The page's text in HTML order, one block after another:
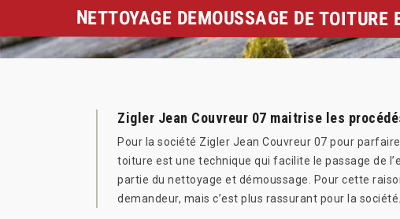
NETTOYAGE DEMOUSSAGE DE
Zigler Jean Couvreur 07 maitrise les
Pour la société Zigler Jean Couvreur 07 pour
toiture est une technique qui facilite le passage de
partie du nettoyage et démoussage. Pour cette
demandeur, mais c’est plus rassurant pour la